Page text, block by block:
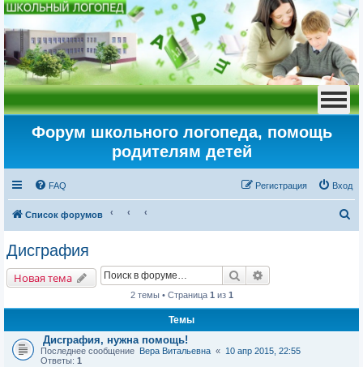
Форум школьного логопеда, помощь
родителям детей
FAQ Вход
Регистрация
Список форумов
о
Дисграфия
Новая тема Поиск
2 темы • Страница 1 из 1
Темы
Дисграфия, нужна помощь!
Последнее сообщение Вера Витальевна « 10 апр 2015, 22:55
Ответы: 1